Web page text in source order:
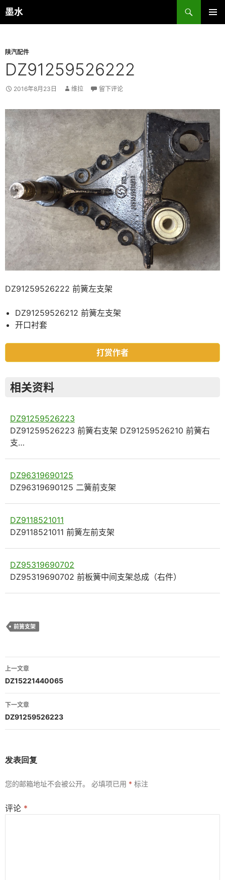
跳
至
墨水
搜
索
陕汽配件
DZ91259526222
2016年8月23日 维拉 留下评论
DZ91259526222 前簧左支架
DZ91259526212 前簧左支架
开口衬套
打赏作者
相关资料
DZ91259526223
DZ91259526223 前簧右支架 DZ91259526210 前簧右
支…
DZ96319690125
DZ96319690125 二簧前支架
DZ9118521011
DZ9118521011 前簧左前支架
DZ95319690702
DZ95319690702 前板簧中间支架总成（右件）
前簧支架
文
章
导
航
上一文章
DZ15221440065
下一文章
DZ91259526223
发表回复
您的邮箱地址不会被公开。 必填项已用 * 标注
评论 *